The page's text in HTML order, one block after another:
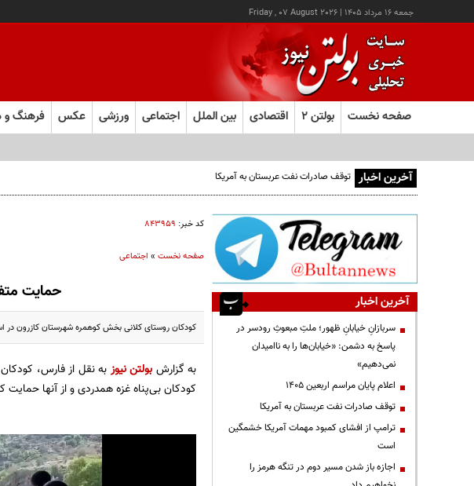
جمعه ۱۶ مرداد ۱۴۰۵ |
Friday , 07 August 2026
صفحه نخست بولتن ۲ اقتصادی بین الملل اجتماعی ورزشی عکس فرهنگ و
آخرین اخبار توقف صادرات نفت عربستان به آمریکا
کد خبر: ۸۴۳۹۵۹
صفحه نخست» اجتماعی
حمایت
کودکان روستای کلانی بخش کوهمره شهرستان کازرون در
به گزارش بولتن نیوز به نقل از فارس،
کودکان بی‌پناه غزه همدردی و از آنها حمایت
آخرین اخبار
سربازانِ خیابانِ ظهور؛ ملتِ مبعوثِ رودسر در
پاسخ به دشمن: «خیابان‌ها را به ناامیدان
نمی‌دهیم»
اعلام پایان مراسم اربعین ۱۴۰۵
توقف صادرات نفت عربستان به آمریکا
ترامپ از افشای کمبود مهمات آمریکا خشمگین
است
اجازه باز شدن مسیر دوم در تنگه هرمز را